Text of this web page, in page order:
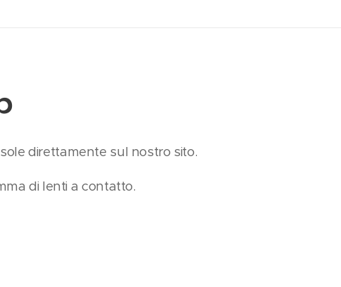
direttamente sul nostro sito.
di lenti a contatto.